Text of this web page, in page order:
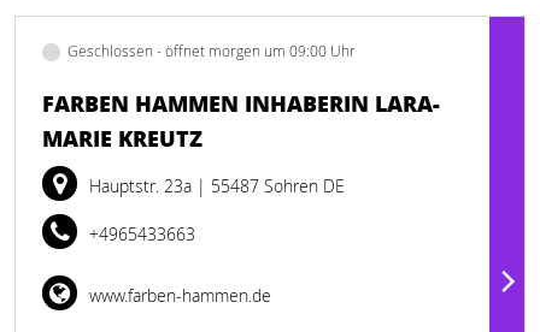
Geschlossen - öffnet morgen um 09:00 Uhr
FARBEN HAMMEN INHABERIN LARA-
MARIE KREUTZ
Hauptstr. 23a | 55487 Sohren DE
+4965433663
www.farben-hammen.de